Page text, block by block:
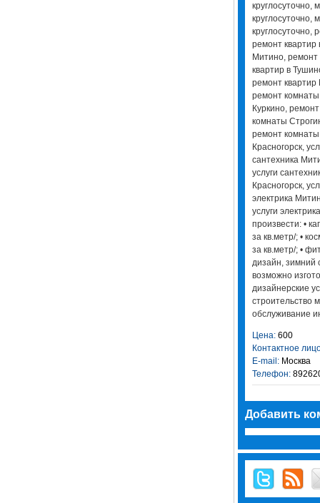
круглосуточно,
круглосуточно,
круглосуточно,
ремонт квартир
Митино, ремонт
квартир в
ремонт
ремонт
Куркино,
комнаты
ремонт комнаты
Красногорск,
сантехника
услуги
Красногорск,
электрика
услуги
произвести: •
за кв.метр/; •
за кв.метр/; •
дизайн, зимний
возможно
дизайнерские
строительство
обслуживание
Цена:600
Контактное
E-mail:Москва
Телефон:
Добавить